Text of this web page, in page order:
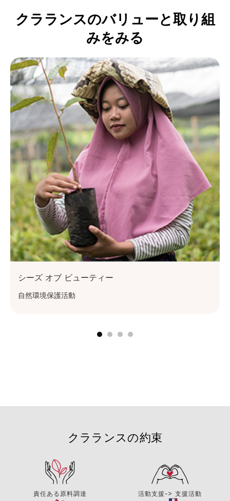
クラランスのバリューと取り組
みをみる
シーズ オブ ビューティー
自然環境保護活動
クラランスの約束
責任ある原料調達 活動支援-> 支援活動